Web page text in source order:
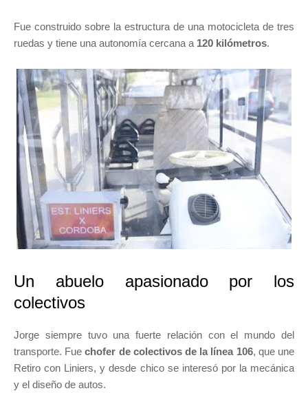
Fue construido sobre la estructura de una motocicleta de tres
ruedas y tiene una autonomía cercana a 120 kilómetros.
Un abuelo apasionado por los
colectivos
Jorge siempre tuvo una fuerte relación con el mundo del
transporte. Fuechofer de colectivos de la línea 106, que une
Retiro con Liniers, y desde chico se interesó por la mecánica
y el diseño de autos.